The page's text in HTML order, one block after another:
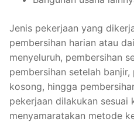
Jenis pekerjaan yang
pembersihan harian atau
menyeluruh, pembersihan
pembersihan setelah
kosong, hingga
pekerjaan dilakukan sesuai
menyamaratakan metode